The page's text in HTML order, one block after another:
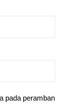
pada peramban